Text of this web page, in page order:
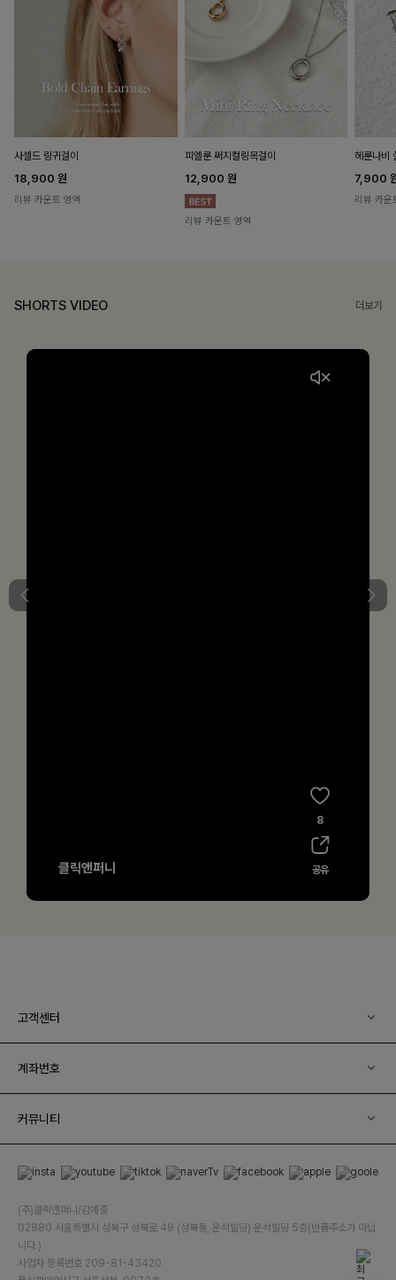
사셀드 링귀걸이
18,900 원
리뷰 카운트 영역
피엘룬 써지컬링목걸이
12,900 원
리뷰 카운트 영역
헤룬나비
7,900
리뷰 카운
SHORTS VIDEO 더보기
고객센터
계좌번호
커뮤니티
(주)클릭앤퍼니/김예중
02880 서울특별시 성북구 성북로 49 (성북동, 운석빌딩) 운석빌딩 5층(반품주소가 아닙
니다.)
사업자 등록번호 209-81-43420